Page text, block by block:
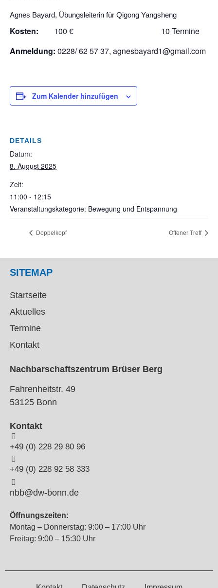
Agnes Bayard, Übungsleiterin für Qigong Yangsheng
Kosten: 100 € 10 Termine
Anmeldung: 0228/ 62 57 37, agnesbayard1@gmail.com
Zum Kalender hinzufügen
DETAILS
Datum:
8. August 2025
Zeit:
11:00 - 12:15
Veranstaltungskategorie: Bewegung und Entspannung
Doppelkopf Offener Treff
SITEMAP
Startseite
Aktuelles
Termine
Kontakt
Nachbarschaftszentrum Brüser Berg
Fahrenheitstr. 49
53125 Bonn
Kontakt
+49 (0) 228 29 80 96
+49 (0) 228 92 58 333
nbb@dw-bonn.de
Öffnungszeiten:
Montag – Donnerstag: 9:00 – 17:00 Uhr
Freitag: 9:00 – 15:30 Uhr